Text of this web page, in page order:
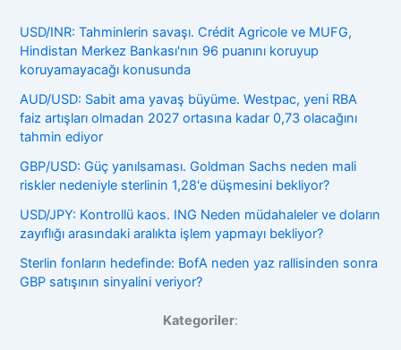
USD/INR: Tahminlerin savaşı. Crédit Agricole ve MUFG,
Hindistan Merkez Bankası'nın 96 puanını koruyup
koruyamayacağı konusunda
AUD/USD: Sabit ama yavaş büyüme. Westpac, yeni RBA
faiz artışları olmadan 2027 ortasına kadar 0,73 olacağını
tahmin ediyor
GBP/USD: Güç yanılsaması. Goldman Sachs neden mali
riskler nedeniyle sterlinin 1,28'e düşmesini bekliyor?
USD/JPY: Kontrollü kaos. ING Neden müdahaleler ve doların
zayıflığı arasındaki aralıkta işlem yapmayı bekliyor?
Sterlin fonların hedefinde: BofA neden yaz rallisinden sonra
GBP satışının sinyalini veriyor?
Kategoriler: